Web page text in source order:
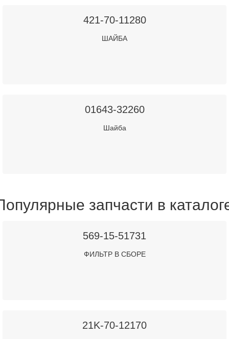
421-70-11280
ШАЙБА
01643-32260
Шайба
запчасти в
569-15-51731
ФИЛЬТР В СБОРЕ
21K-70-12170